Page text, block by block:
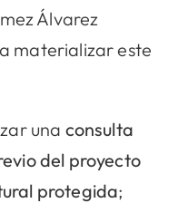
Álvarez
materializar este
una consulta
del proyecto
protegida;